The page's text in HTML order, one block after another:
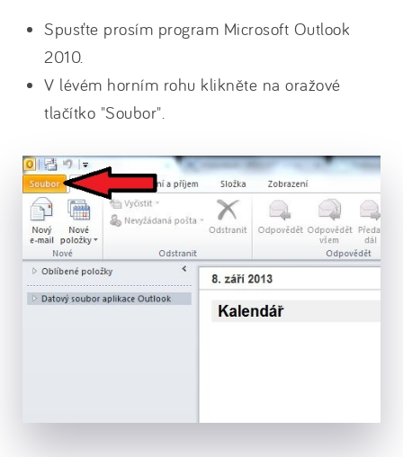
Spusťte prosím program Microsoft Outlook
2010.
V lévém horním rohu klikněte na oražové
tlačítko "Soubor".